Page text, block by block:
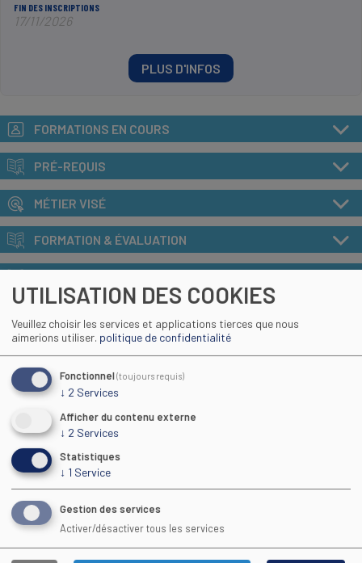
FIN DES INSCRIPTIONS
17/11/2026
PLUS D'INFOS
FORMATIONS EN COURS
PRÉ-REQUIS
MÉTIER VISÉ
FORMATION & ÉVALUATION
TARIF
INDICATEURS GÉNÉRAUX CFA
INDICATEURS DE LA FORMATION
UTILISATION DES COOKIES
Veuillez choisir les services et applications tierces que nous
aimerions utiliser. politique de confidentialité
Fonctionnel(toujours requis)
↓ 2 Services
Afficher du contenu externe
↓ 2 Services
Statistiques
↓ 1 Service
Gestion des services
Activer/désactiver tous les services